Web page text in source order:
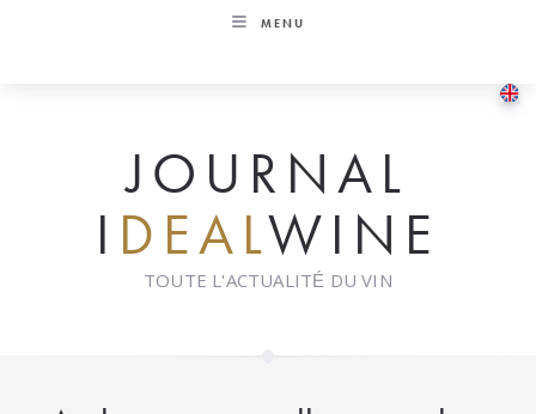
MENU
JOURNAL
I DEALWINE
TOUTE L'ACTUALITÉ DU VIN